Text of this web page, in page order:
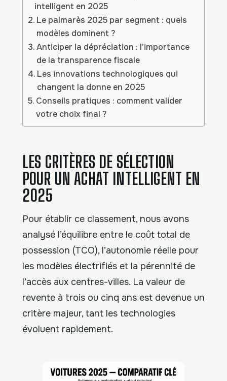
intelligent en 2025
Le palmarès 2025 par segment : quels
modèles dominent ?
Anticiper la dépréciation : l’importance
de la transparence fiscale
Les innovations technologiques qui
changent la donne en 2025
Conseils pratiques : comment valider
votre choix final ?
LES CRITÈRES DE SÉLECTION
POUR UN ACHAT INTELLIGENT EN
2025
Pour établir ce classement, nous avons
analysé l’équilibre entre le coût total de
possession (TCO), l’autonomie réelle pour
les modèles électrifiés et la pérennité de
l’accès aux centres-villes. La valeur de
revente à trois ou cinq ans est devenue un
critère majeur, tant les technologies
évoluent rapidement.